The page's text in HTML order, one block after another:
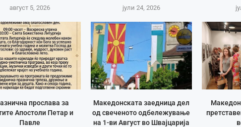
август 5, 2026 јули 24, 2026
прослава за
Апостоли Петар и
Павле
Македонската заедница дел
од свеченото одбележување
на 1-ви Август во Швајцарија